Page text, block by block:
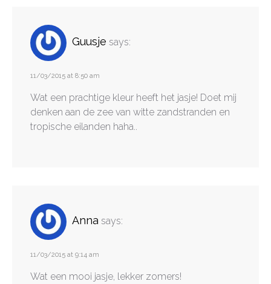
Guusje says:
11/03/2015 at 8:50 am
Wat een prachtige kleur heeft het jasje! Doet mij
denken aan de zee van witte zandstranden en
tropische eilanden haha..
Anna says:
11/03/2015 at 9:14 am
Wat een mooi jasje, lekker zomers!